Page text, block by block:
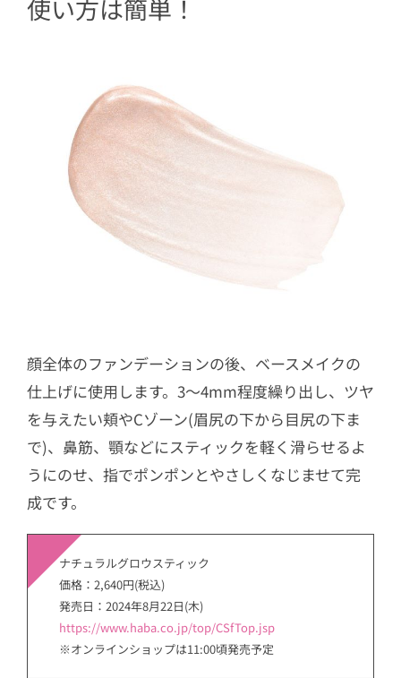
使い方は簡単！
顔全体のファンデーションの後、ベースメイクの
仕上げに使用します。3～4mm程度繰り出し、ツヤ
を与えたい頬やCゾーン(眉尻の下から目尻の下ま
で)、鼻筋、顎などにスティックを軽く滑らせるよ
うにのせ、指でポンポンとやさしくなじませて完
成です。
ナチュラルグロウスティック
価格：2,640円(税込)
発売日：2024年8月22日(木)
https://www.haba.co.jp/top/CSfTop.jsp
※オンラインショップは11:00頃発売予定